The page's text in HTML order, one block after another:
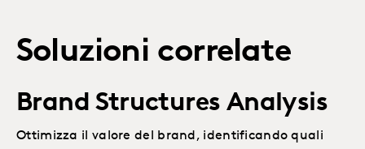
Soluzioni correlate
Brand Structures Analysis
Ottimizza il valore del brand, identificando quali